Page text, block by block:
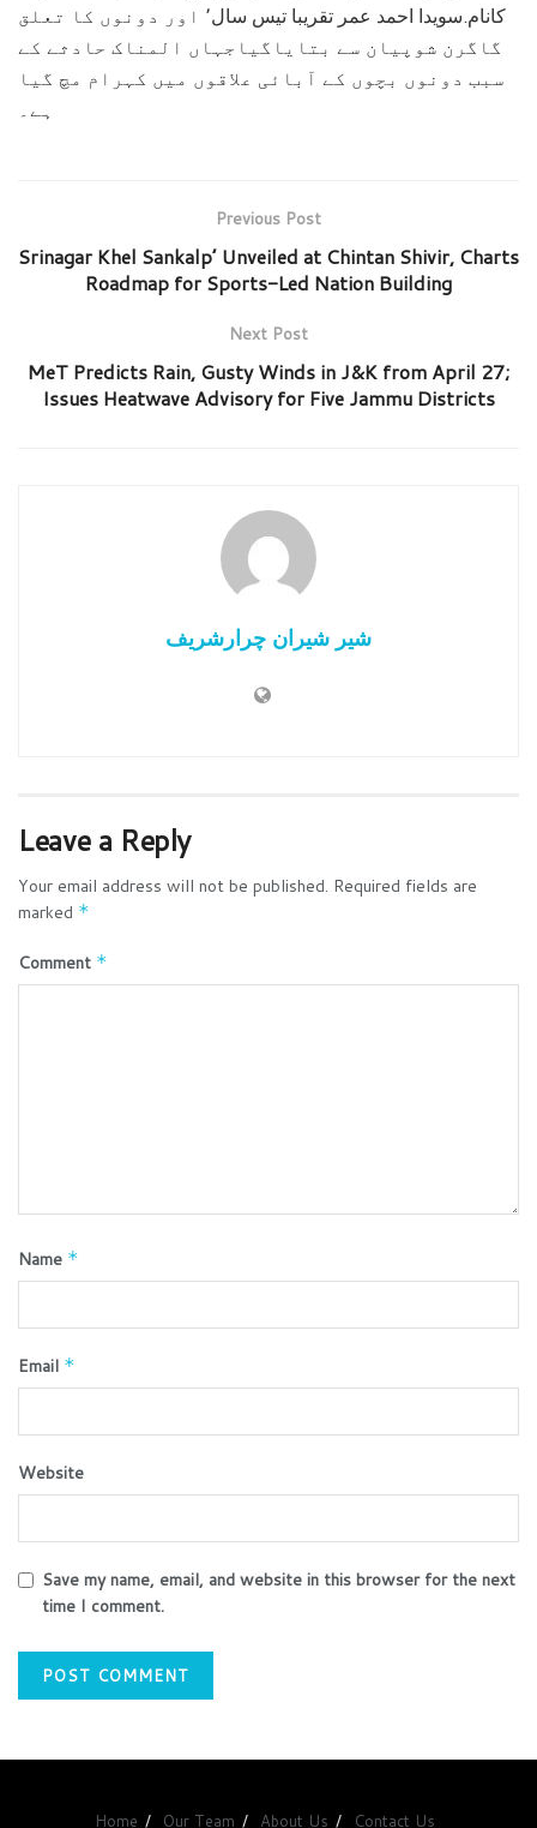
کانام.سویدا احمد عمر تقریبا تیس سال٬ اور دونوں کا تعلق
گاگرن شوپیان سے بتایاگیاجہاں المناک حادثے کے
سبب دونوں بچوں کے آبائی علاقوں میں کہرام مچ گیا
ہے۔
Previous Post
Srinagar Khel Sankalp’ Unveiled at Chintan Shivir, Charts
Roadmap for Sports-Led Nation Building
Next Post
MeT Predicts Rain, Gusty Winds in J&K from April 27;
Issues Heatwave Advisory for Five Jammu Districts
شیر شیران چرارشریف
Leave a Reply
Your email address will not be published. Required fields are
marked *
Comment *
Name *
Email *
Website
Save my name, email, and website in this browser for the next
time I comment.
Home Our Team About Us Contact Us